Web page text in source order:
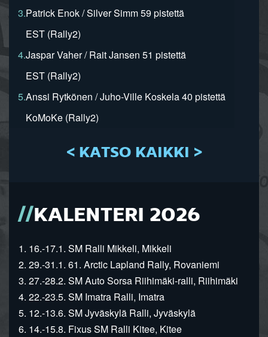
3.Patrick Enok / Silver Simm 59 pistettä
EST (Rally2)
4.Jaspar Vaher / Rait Jansen 51 pistettä
EST (Rally2)
5.Anssi Rytkönen / Juho-Ville Koskela 40 pistettä
KoMoKe (Rally2)
< KATSO KAIKKI >
KALENTERI 2026
1. 16.-17.1. SM Ralli Mikkeli, Mikkeli
2. 29.-31.1. 61. Arctic Lapland Rally, Rovaniemi
3. 27.-28.2. SM Auto Sorsa Riihimäki-ralli, Riihimäki
4. 22.-23.5. SM Imatra Ralli, Imatra
5. 12.-13.6. SM Jyväskylä Ralli, Jyväskylä
6. 14.-15.8. Fixus SM Ralli Kitee, Kitee